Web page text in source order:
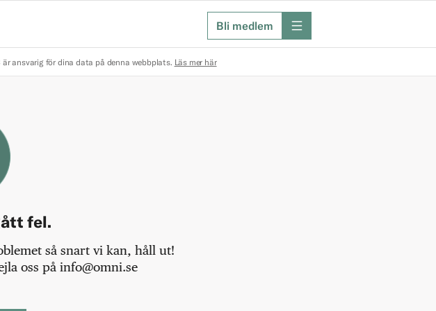
Bli medlem meny
ansvarig för dina data på denna webbplats. Läs mer här
fel.
så snart vi kan, håll ut!
oss på info@omni.se